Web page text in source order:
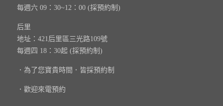
每週六 09：30~12：00 (採預約制)
后里
地址：421后里區三光路109號
每週四 18：30起 (採預約制)
．為了您寶貴時間．皆採預約制
．歡迎來電預約